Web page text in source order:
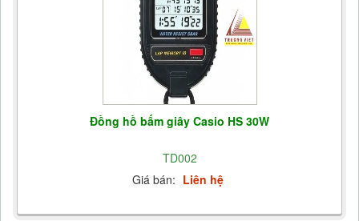
Đồng hồ bấm giây Casio HS 30W
TD002
Giá bán: Liên hệ